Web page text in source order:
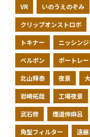
VR いのうえのぞみ
クリップオンストロボ
トキナー ニッシン
ベルボン ポートレ
北山輝泰 夜景
岩崎拓哉 工場夜景
武石修 煙道伸麻呂
角型フィルター 遠